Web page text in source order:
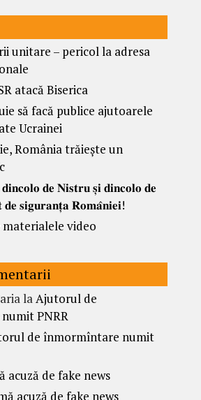
unitare – pericol la adresa
atacă Biserica
să facă publice ajutoarele
Ucrainei
România trăiește un
𝐝𝐞 𝐍𝐢𝐬𝐭𝐫𝐮 𝐬̦𝐢 𝐝𝐢𝐧𝐜𝐨𝐥𝐨 𝐝𝐞
𝐝𝐞 𝐬𝐢𝐠𝐮𝐫𝐚𝐧𝐭̦𝐚 𝐑𝐨𝐦𝐚̂𝐧𝐢𝐞𝐢!
video
laAjutorul de
PNRR
de înmormîntare numit
acuză de fake news
acuză de fake news